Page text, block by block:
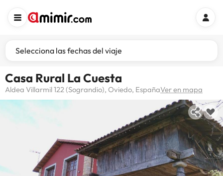
Selecciona las fechas del viaje
Casa Rural La Cuesta
Aldea Villarmil 122 (Sograndio), Oviedo, EspañaVer en mapa